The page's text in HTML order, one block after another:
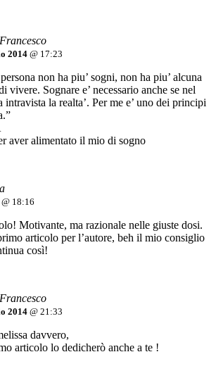
Francesco
2014 @ 17:23
non ha piu’ sogni, non ha piu’ alcuna
vivere. Sognare e’ necessario anche se nel
intravista la realta’. Per me e’ uno dei principi
aver alimentato il mio di sogno
@ 18:16
Motivante, ma razionale nelle giuste dosi.
articolo per l’autore, beh il mio consiglio
così!
Francesco
2014 @ 21:33
davvero,
articolo lo dedicherò anche a te !